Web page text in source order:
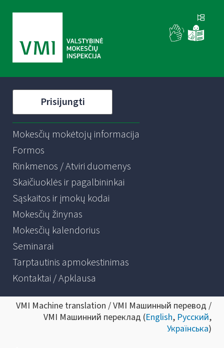
Prisijungti
Mokesčių mokėtojų informacija
Formos
Rinkmenos / Atviri duomenys
Skaičiuoklės ir pagalbininkai
Sąskaitos ir įmokų kodai
Mokesčių žinynas
Mokesčių kalendorius
Seminarai
Tarptautinis apmokestinimas
Kontaktai / Apklausa
VMI Machine translation / VMI Машинный перевод /
VMI Машинний переклад (English, Русский,
Українська)